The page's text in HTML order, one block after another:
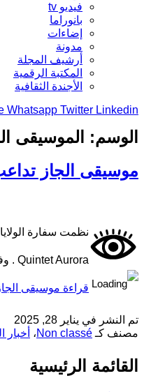
فيديو tv
بانوراما
إضاءات
مدونة
أرشيف المجلة
المكتبة الرقمية
الأجندة الثقافية
Whatsapp Twitter Linkedin
الوسم:
الموسيقى
موسيقى الجاز
Quintet Aurora . وفرقة Nealand’s Inquiry Quintet Aurora ؛ هي عبارة عن مجموعة موسيقية تتكون من خمسة أعضاء، تتألق في تقديم موسيقى الجاز بطريقة مبتكرة و جذابة. وتتميز…
قراءة موسيقى
تم النشر في يناير 28, 2025
مصنف كـ Non classé، أخبار
القائمة الرئيسية